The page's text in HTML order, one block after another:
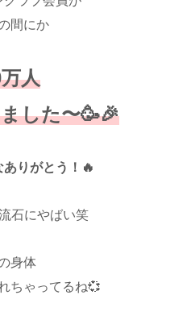
間にか
人
した〜🥳🎉
りがとう！🔥
石にやばい笑
身体
ちゃってるね💞